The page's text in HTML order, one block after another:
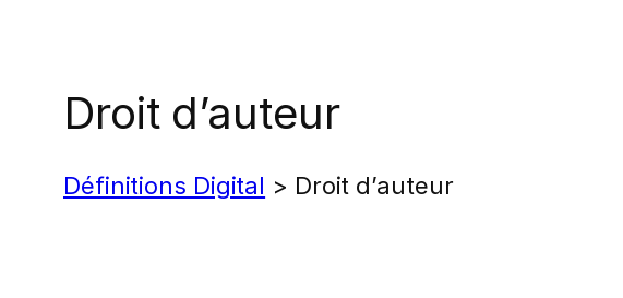
Droit d’auteur
Définitions Digital > Droit d’auteur